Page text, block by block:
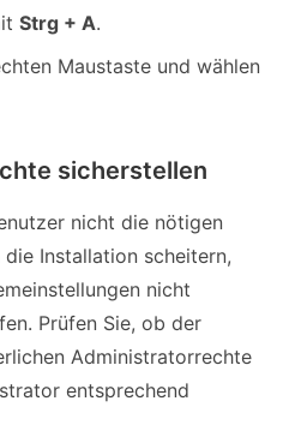
Strg + A.
Maustaste und wählen
sicherstellen
nicht die nötigen
Installation scheitern,
nicht
Prüfen Sie, ob der
Administratorrechte
entsprechend